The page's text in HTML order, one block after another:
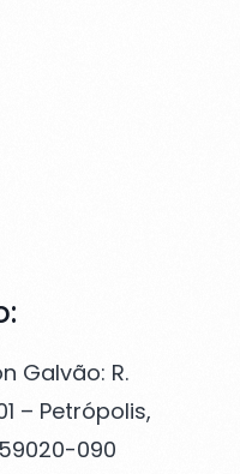
Galvão: R.
– Petrópolis,
090